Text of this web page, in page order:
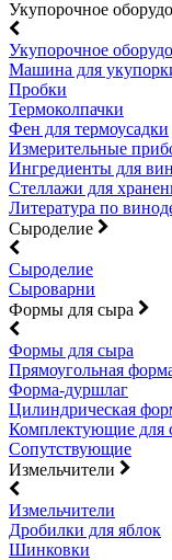
Укупорочное
Укупорочное
Машина для
Пробки
Термоколпачки
Фен для термоусадки
Измерительные
Ингредиенты для
Стеллажи для
Литература по
Сыроделие
Сыроделие
Сыроварни
Формы для сыра
Формы для сыра
Прямоугольная
Форма-дуршлаг
Цилиндрическая
Комплектующие для
Сопутствующие
Измельчители
Измельчители
Дробилки для яблок
Шинковки